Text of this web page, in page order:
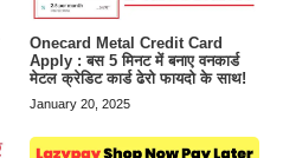
Onecard Metal Credit Card
Apply : बस 5 मिनट में बनाए वनकार्ड
मेटल क्रेडिट कार्ड ढेरो फायदो के साथ!
January 20, 2025